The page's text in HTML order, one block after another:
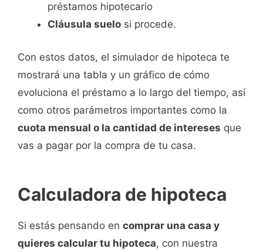
préstamos hipotecario
Cláusula suelo si procede.
Con estos datos, el simulador de hipoteca te
mostrará una tabla y un gráfico de cómo
evoluciona el préstamo a lo largo del tiempo, así
como otros parámetros importantes como la
cuota mensual o la cantidad de intereses que
vas a pagar por la compra de tu casa.
Calculadora de hipoteca
Si estás pensando en comprar una casa y
quieres calcular tu hipoteca, con nuestra